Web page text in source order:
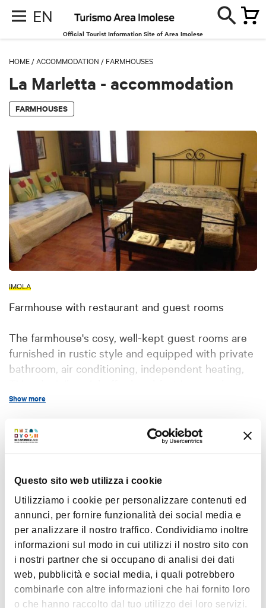
Questo sito web utilizza i cookie
Utilizziamo i cookie per personalizzare contenuti ed
annunci, per fornire funzionalità dei social media e
per analizzare il nostro traffico. Condividiamo inoltre
informazioni sul modo in cui utilizzi il nostro sito con
i nostri partner che si occupano di analisi dei dati
web, pubblicità e social media, i quali potrebbero
combinarle con altre informazioni che hai fornito loro
o che hanno raccolto dal tuo utilizzo dei loro servizi.
EN
Official Tourist Information Site of Area Imolese
HOME /ACCOMMODATION / FARMHOUSES
La Marletta - accommodation
FARMHOUSES
IMOLA
Farmhouse with restaurant and guest rooms
The farmhouse's cosy, well-kept guest rooms are
furnished in rustic style and equipped with private
bathroom, air conditioning, independent heating,
featuring homemade specialities.
La Marletta farmhouse in Imola is also the ideal
solution for family holidays: the property offers
and enjoy the open air.
Show more
Map
+
−